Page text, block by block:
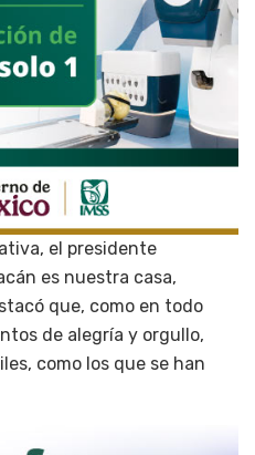
el presidente
es nuestra casa,
que, como en todo
de alegría y orgullo,
como los que se han